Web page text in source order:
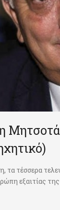
τέσσερα
εξαιτίας